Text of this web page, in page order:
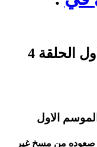
The Penguin الموسم الاول الحلقة 4
صعوده من مسخ غير